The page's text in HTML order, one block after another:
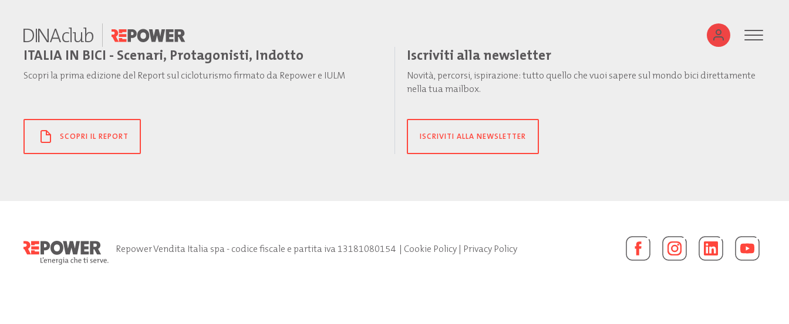
ITALIA IN BICI - Scenari, Protagonisti, Indotto
Scopri la prima edizione del Report sul cicloturismo firmato da Repower e IULM
SCOPRI IL REPORT
Iscriviti alla newsletter
Novità, percorsi, ispirazione: tutto quello che vuoi sapere sul mondo bici direttamente
nella tua mailbox.
ISCRIVITI ALLA NEWSLETTER
Repower Vendita Italia spa - codice fiscale e partita iva 13181080154| Cookie Policy| Privacy Policy